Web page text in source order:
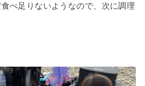
べ足りないようなので、次に調理